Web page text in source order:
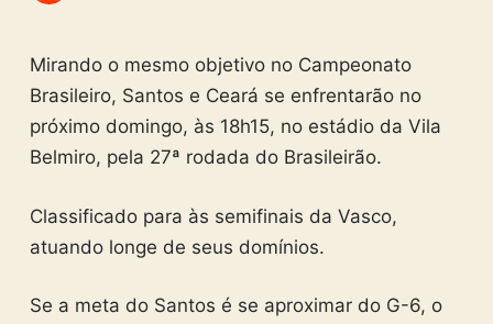
Mirando o mesmo objetivo no Campeonato
Brasileiro, Santos e Ceará se enfrentarão no
próximo domingo, às 18h15, no estádio da Vila
Belmiro, pela 27ª rodada do Brasileirão.
Classificado para às semifinais da Vasco,
atuando longe de seus domínios.
Se a meta do Santos é se aproximar do G-6, o